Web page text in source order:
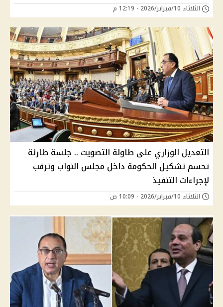
الثلاثاء 10/فبراير/2026 - 12:19 م
التعديل الوزاري على طاولة التصويت .. جلسة طارئة
تحسم تشكيل الحكومة داخل مجلس النواب وترقب
لإجراءات التنفيذ
الثلاثاء 10/فبراير/2026 - 10:09 ص